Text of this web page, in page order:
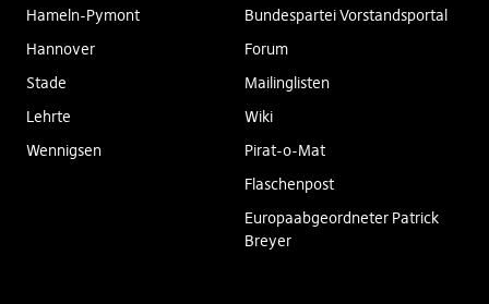
Hameln-Pymont
Hannover
Stade
Lehrte
Wennigsen
Bundespartei Vorstandsportal
Forum
Mailinglisten
Wiki
Pirat-o-Mat
Flaschenpost
Europaabgeordneter Patrick
Breyer